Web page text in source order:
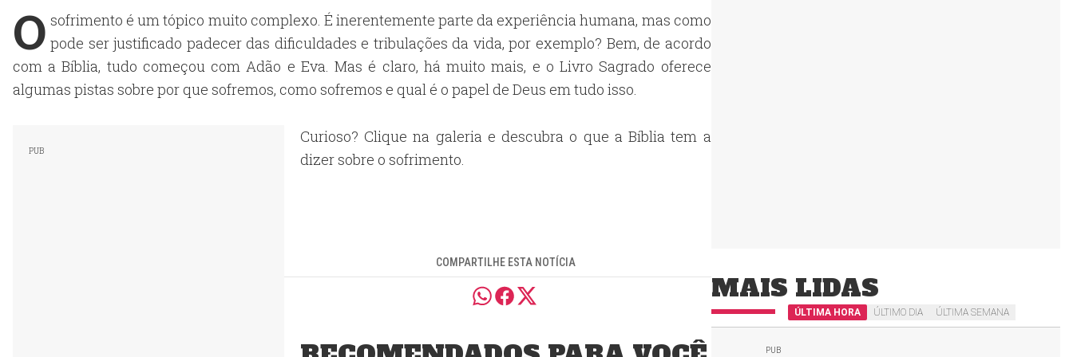
O sofrimento é um tópico muito complexo. É inerentemente parte da experiência humana, mas como
pode ser justificado padecer das dificuldades e tribulações da vida, por exemplo? Bem, de acordo
com a Bíblia, tudo começou com Adão e Eva. Mas é claro, há muito mais, e o Livro Sagrado oferece
algumas pistas sobre por que sofremos, como sofremos e qual é o papel de Deus em tudo isso.
Curioso? Clique na galeria e descubra o que a Bíblia tem a
dizer sobre o sofrimento.
COMPARTILHE ESTA NOTÍCIA
MAIS LIDAS
ÚLTIMA HORA ÚLTIMO DIA ÚLTIMA SEMANA